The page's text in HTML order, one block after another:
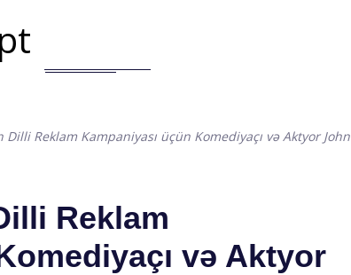
Dilli Reklam Kampaniyası üçün Komediyaçı və Aktyor John
Reklam
və Aktyor